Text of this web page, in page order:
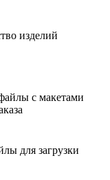
изделий
с макетами
для загрузки